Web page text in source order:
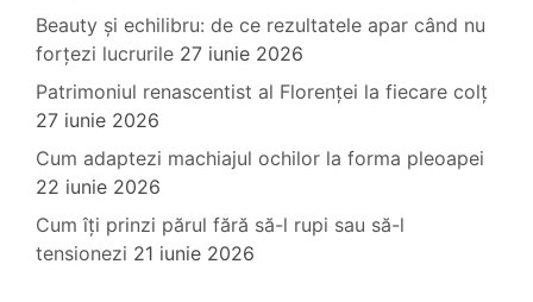
Beauty și echilibru: de ce rezultatele apar când nu
forțezi lucrurile 27 iunie 2026
Patrimoniul renascentist al Florenței la fiecare colț
27 iunie 2026
Cum adaptezi machiajul ochilor la forma pleoapei
22 iunie 2026
Cum îți prinzi părul fără să-l rupi sau să-l
tensionezi 21 iunie 2026